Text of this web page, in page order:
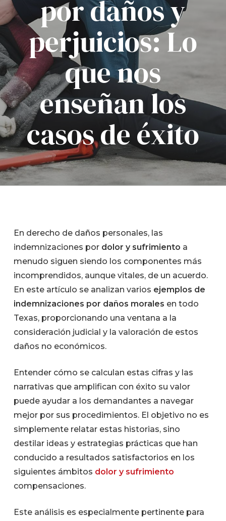
por daños y
perjuicios: Lo
que nos
enseñan los
casos de éxito
En derecho de daños personales, las
indemnizaciones por dolor y sufrimiento a
menudo siguen siendo los componentes más
incomprendidos, aunque vitales, de un acuerdo.
En este artículo se analizan varios ejemplos de
indemnizaciones por daños morales en todo
Texas, proporcionando una ventana a la
consideración judicial y la valoración de estos
daños no económicos.
Entender cómo se calculan estas cifras y las
narrativas que amplifican con éxito su valor
puede ayudar a los demandantes a navegar
mejor por sus procedimientos. El objetivo no es
simplemente relatar estas historias, sino
destilar ideas y estrategias prácticas que han
conducido a resultados satisfactorios en los
siguientes ámbitos dolor y sufrimiento
compensaciones.
Este análisis es especialmente pertinente para